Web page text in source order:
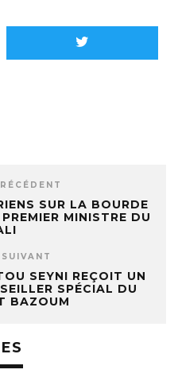
SUR LA BOURDE
MINISTRE DU
SEYNI REÇOIT UN
SPÉCIAL DU
BAZOUM